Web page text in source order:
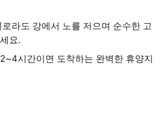
라도 강에서 노를 저으며 순수한 고
요.
시간이면 도착하는 완벽한 휴양지